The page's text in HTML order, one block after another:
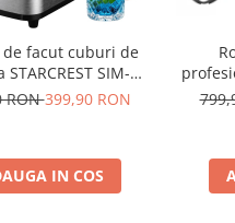
de facut cuburi de
STARCREST SIM-
Capacitate 11-
Inox
RON399,90 RON
IN COS